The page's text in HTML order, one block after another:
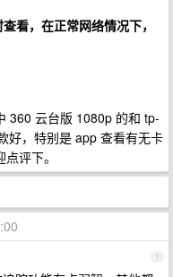
看，在正常网络情况下，
360 云台版 1080p 的和 tp-
好，特别是 app 查看有无卡
评下。
1